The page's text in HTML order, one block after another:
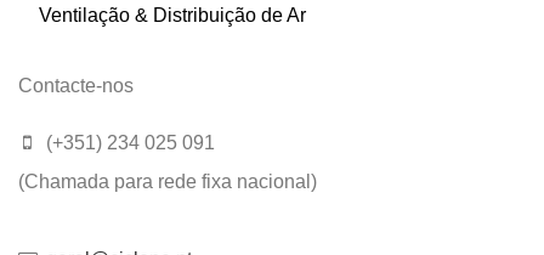
Ventilação & Distribuição de Ar
Contacte-nos
(+351) 234 025 091
(Chamada para rede fixa nacional)